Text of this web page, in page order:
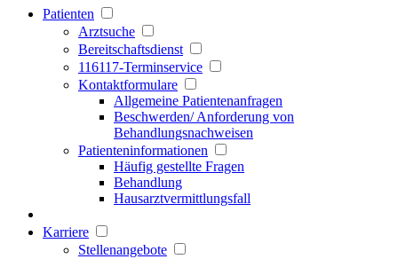
Patienten
Arztsuche
Bereitschaftsdienst
116117-Terminservice
Kontaktformulare
Allgemeine Patientenanfragen
Beschwerden/ Anforderung von
Behandlungsnachweisen
Patienteninformationen
Häufig gestellte Fragen
Behandlung
Hausarztvermittlungsfall
Karriere
Stellenangebote